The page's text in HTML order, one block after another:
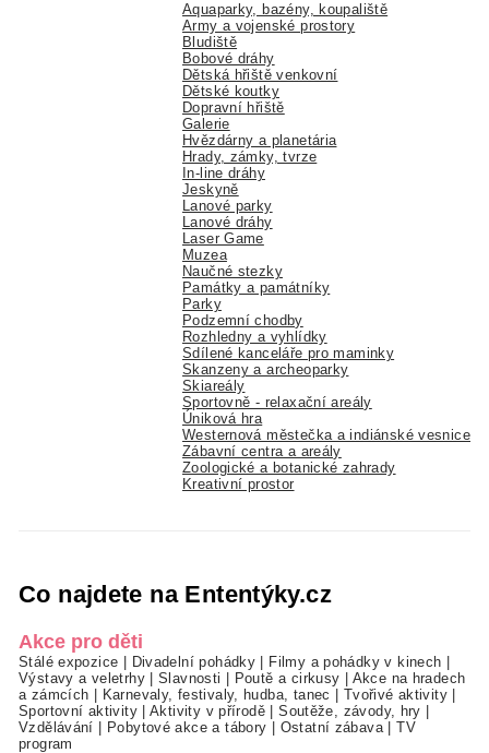
Aquaparky, bazény, koupaliště
Army a vojenské prostory
Bludiště
Bobové dráhy
Dětská hřiště venkovní
Dětské koutky
Dopravní hřiště
Galerie
Hvězdárny a planetária
Hrady, zámky, tvrze
In-line dráhy
Jeskyně
Lanové parky
Lanové dráhy
Laser Game
Muzea
Naučné stezky
Památky a památníky
Parky
Podzemní chodby
Rozhledny a vyhlídky
Sdílené kanceláře pro maminky
Skanzeny a archeoparky
Skiareály
Sportovně - relaxační areály
Úniková hra
Westernová městečka a indiánské vesnice
Zábavní centra a areály
Zoologické a botanické zahrady
Kreativní prostor
Co najdete na Ententýky.cz
Akce pro děti
Stálé expozice | Divadelní pohádky | Filmy a pohádky v kinech |
Výstavy a veletrhy|Slavnosti | Poutě a cirkusy | Akce na hradech
a zámcích | Karnevaly, festivaly, hudba, tanec | Tvořivé aktivity |
Sportovní aktivity|Aktivity v přírodě |Soutěže, závody, hry |
Vzdělávání | Pobytové akce a tábory | Ostatní zábava |TV
program